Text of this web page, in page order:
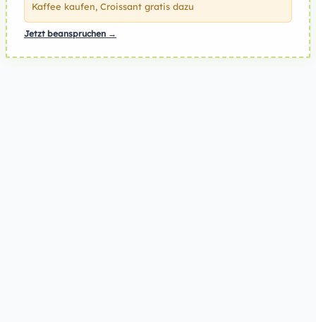
Kaffee kaufen, Croissant gratis dazu
Jetzt beanspruchen →